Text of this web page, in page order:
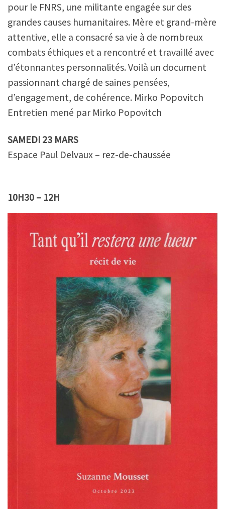
pour le FNRS, une militante engagée sur des
grandes causes humanitaires. Mère et grand-mère
attentive, elle a consacré sa vie à de nombreux
combats éthiques et a rencontré et travaillé avec
d’étonnantes personnalités. Voilà un document
passionnant chargé de saines pensées,
d’engagement, de cohérence. Mirko Popovitch
Entretien mené par Mirko Popovitch
SAMEDI 23 MARS
Espace Paul Delvaux – rez-de-chaussée
10H30 – 12H